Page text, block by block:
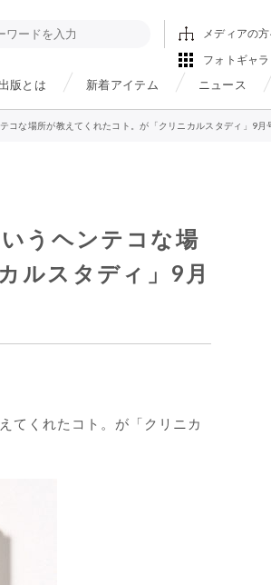
版とは 新着アイテム ニュース
メディアの
フォトギャ
コな場所が教えてくれたコト。が「クリニカルスタディ」9月
うヘンテコな場
ルスタディ」9月
てくれたコト。が「クリニカ